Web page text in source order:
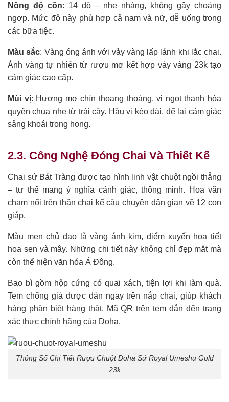
Nồng độ cồn: 14 độ – nhẹ nhàng, không gây choáng
ngợp. Mức độ này phù hợp cả nam và nữ, dễ uống trong
các bữa tiệc.
Màu sắc: Vàng óng ánh với vảy vàng lấp lánh khi lắc chai.
Ánh vàng tự nhiên từ rượu mơ kết hợp vảy vàng 23k tạo
cảm giác cao cấp.
Mùi vị: Hương mơ chín thoang thoảng, vị ngọt thanh hòa
quyện chua nhẹ từ trái cây. Hậu vị kéo dài, để lại cảm giác
sảng khoái trong họng.
2.3. Công Nghệ Đóng Chai Và Thiết Kế
Chai sứ Bát Tràng được tạo hình linh vật chuột ngồi thẳng
– tư thế mang ý nghĩa cảnh giác, thông minh. Hoa văn
chạm nổi trên thân chai kể câu chuyện dân gian về 12 con
giáp.
Màu men chủ đạo là vàng ánh kim, điểm xuyến họa tiết
hoa sen và mây. Những chi tiết này không chỉ đẹp mắt mà
còn thể hiện văn hóa Á Đông.
Bao bì gồm hộp cứng có quai xách, tiện lợi khi làm quà.
Tem chống giả được dán ngay trên nắp chai, giúp khách
hàng phân biệt hàng thật. Mã QR trên tem dẫn đến trang
xác thực chính hãng của Doha.
Thông Số Chi Tiết Rượu Chuột Doha Sứ Royal Umeshu Gold
23k